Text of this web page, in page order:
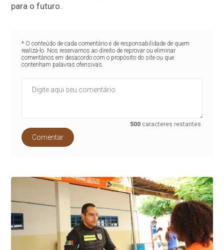
para o futuro.
* O conteúdo de cada comentário é de responsabilidade de quem
realizá-lo. Nos reservamos ao direito de reprovar ou eliminar
comentários em desacordo com o propósito do site ou que
contenham palavras ofensivas.
500 caracteres restantes.
Comentar